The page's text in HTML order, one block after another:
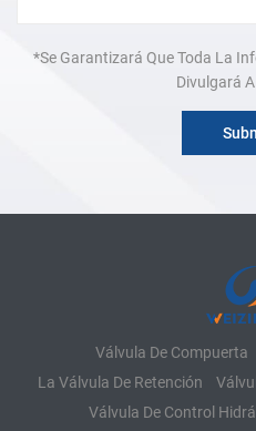
*Se Garantizará Que Toda La
Divulgará
Válvula De Compuerta
La Válvula De Retención
Válvula De Control